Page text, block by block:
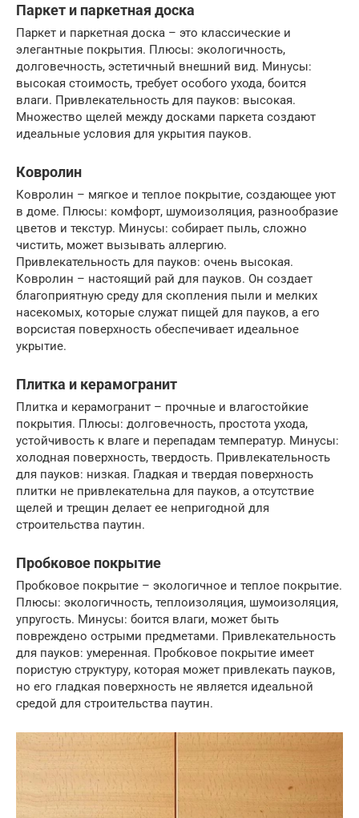
Паркет и паркетная доска
Паркет и паркетная доска – это классические и
элегантные покрытия. Плюсы: экологичность,
долговечность, эстетичный внешний вид. Минусы:
высокая стоимость, требует особого ухода, боится
влаги. Привлекательность для пауков: высокая.
Множество щелей между досками паркета создают
идеальные условия для укрытия пауков.
Ковролин
Ковролин – мягкое и теплое покрытие, создающее уют
в доме. Плюсы: комфорт, шумоизоляция, разнообразие
цветов и текстур. Минусы: собирает пыль, сложно
чистить, может вызывать аллергию.
Привлекательность для пауков: очень высокая.
Ковролин – настоящий рай для пауков. Он создает
благоприятную среду для скопления пыли и мелких
насекомых, которые служат пищей для пауков, а его
ворсистая поверхность обеспечивает идеальное
укрытие.
Плитка и керамогранит
Плитка и керамогранит – прочные и влагостойкие
покрытия. Плюсы: долговечность, простота ухода,
устойчивость к влаге и перепадам температур. Минусы:
холодная поверхность, твердость. Привлекательность
для пауков: низкая. Гладкая и твердая поверхность
плитки не привлекательна для пауков, а отсутствие
щелей и трещин делает ее непригодной для
строительства паутин.
Пробковое покрытие
Пробковое покрытие – экологичное и теплое покрытие.
Плюсы: экологичность, теплоизоляция, шумоизоляция,
упругость. Минусы: боится влаги, может быть
повреждено острыми предметами. Привлекательность
для пауков: умеренная. Пробковое покрытие имеет
пористую структуру, которая может привлекать пауков,
но его гладкая поверхность не является идеальной
средой для строительства паутин.